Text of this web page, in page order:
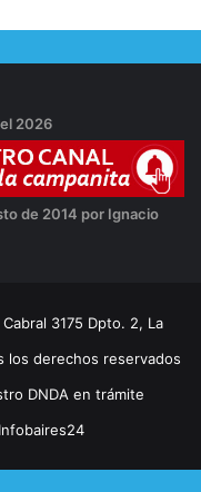
2026
de 2014 por Ignacio
3175 Dpto. 2, La
los derechos reservados
DNDA en trámite
Infobaires24